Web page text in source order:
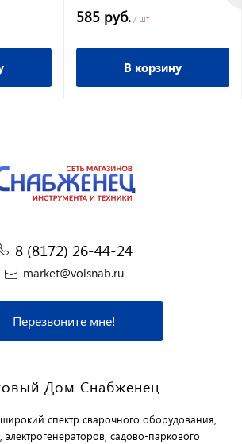
585 руб. / шт
В корзину
8 (8172) 26-44-24
market@volsnab.ru
Перезвоните мне!
Дом Снабженец
спектр сварочного оборудования,
садово-паркового